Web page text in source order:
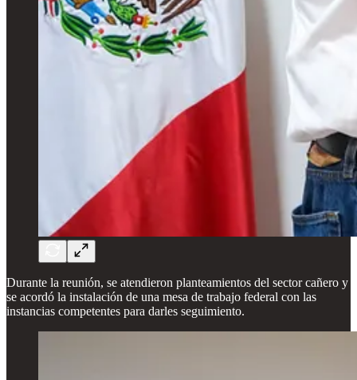
Durante la reunión, se atendieron planteamientos del sector cañero y
se acordó la instalación de una mesa de trabajo federal con las
instancias competentes para darles seguimiento.